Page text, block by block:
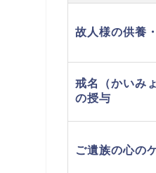
故人様の供養
戒名（かいみ
の授与
ご遺族の心の